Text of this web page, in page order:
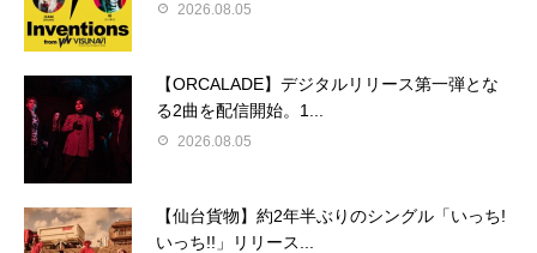
2026.08.05
【ORCALADE】デジタルリリース第一弾とな
る2曲を配信開始。1...
2026.08.05
【仙台貨物】約2年半ぶりのシングル「いっち!
いっち!!」リリース...